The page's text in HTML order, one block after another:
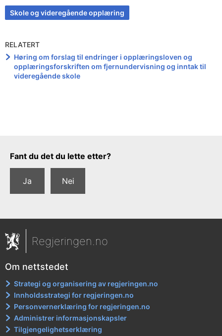
Skole og videregående opplæring
RELATERT
Høring om forslag til endringer i opplæringsloven og
opplæringsforskriften om fjernundervisning og inntak til
videregående skole
Tilbakemeldingsskjema
Fant du det du lette etter?
Ja Nei
Regjeringen.no
Om nettstedet
Strategi og organisering av regjeringen.no
Innholdsstrategi for regjeringen.no
Personvernerklæring for regjeringen.no
Administrer informasjonskapsler
Tilgjengelighetserklæring